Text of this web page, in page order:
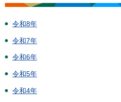
令和8年
令和7年
令和6年
令和5年
令和4年